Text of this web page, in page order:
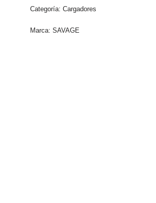
Categoría: Cargadores
Marca: SAVAGE